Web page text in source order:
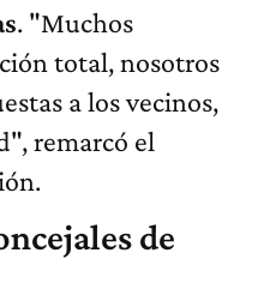
. "Muchos
total, nosotros
a los vecinos,
remarcó el
de